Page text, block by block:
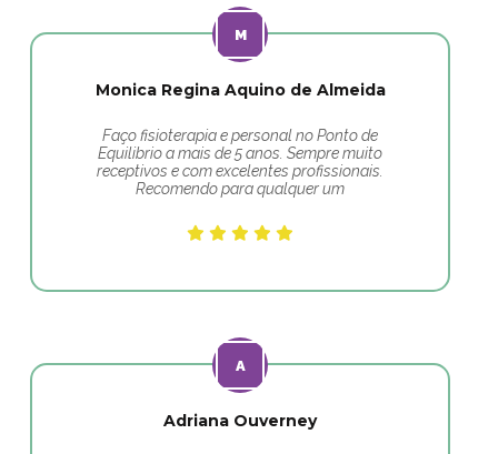
Monica Regina Aquino de Almeida
Faço fisioterapia e personal no Ponto de
Equilibrio a mais de 5 anos. Sempre muito
receptivos e com excelentes profissionais.
Recomendo para qualquer um
Adriana Ouverney